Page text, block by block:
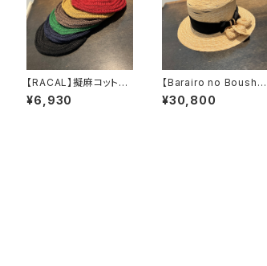
【RACAL】擬麻コットン
ラスタタムベレー
ベレー RL-26-14
¥6,930
【Barairo no Boushi】
細麦カゴかざりブレード
ハット ハット
¥30,800